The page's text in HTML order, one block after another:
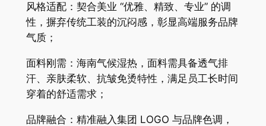
风格适配：契合美业 “优雅、精致、专业” 的调
性，摒弃传统工装的沉闷感，彰显高端服务品牌
气质；
面料刚需：海南气候湿热，面料需具备透气排
汗、亲肤柔软、抗皱免烫特性，满足员工长时间
穿着的舒适需求；
品牌融合：精准融入集团 LOGO 与品牌色调，